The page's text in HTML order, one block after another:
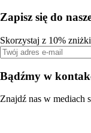
Zapisz się do
Skorzystaj z 10%
Bądźmy w
Znajdź nas w mediach